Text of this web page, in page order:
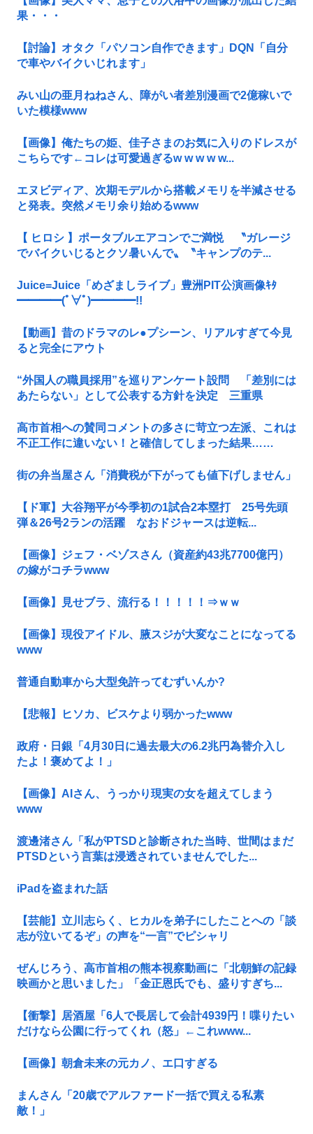
果・・・
【討論】オタク「パソコン自作できます」DQN「自分
で車やバイクいじれます」
みい山の亜月ねねさん、障がい者差別漫画で2億稼いで
いた模様www
【画像】俺たちの姫、佳子さまのお気に入りのドレスが
こちらです←コレは可愛過ぎるw w w w w...
エヌビディア、次期モデルから搭載メモリを半減させる
と発表。突然メモリ余り始めるwww
【 ヒロシ 】ポータブルエアコンでご満悦 〝ガレージ
でバイクいじるとクソ暑いんで〟〝キャンプのテ...
Juice=Juice「めざましライブ」豊洲PIT公演画像ｷﾀ
━━━━(ﾟ∀ﾟ)━━━━!!
【動画】昔のドラマのレ●プシーン、リアルすぎて今見
ると完全にアウト
“外国人の職員採用”を巡りアンケート設問 「差別には
あたらない」として公表する方針を決定 三重県
高市首相への賛同コメントの多さに苛立つ左派、これは
不正工作に違いない！と確信してしまった結果……
街の弁当屋さん「消費税が下がっても値下げしません」
【ド軍】大谷翔平が今季初の1試合2本塁打 25号先頭
弾＆26号2ランの活躍 なおドジャースは逆転...
【画像】ジェフ・ベゾスさん（資産約43兆7700億円）
の嫁がコチラwww
【画像】見せブラ、流行る！！！！！⇒ｗｗ
【画像】現役アイドル、腋スジが大変なことになってる
www
普通自動車から大型免許ってむずいんか?
【悲報】ヒソカ、ビスケより弱かったwww
政府・日銀「4月30日に過去最大の6.2兆円為替介入し
たよ！褒めてよ！」
【画像】AIさん、うっかり現実の女を超えてしまう
www
渡邊渚さん「私がPTSDと診断された当時、世間はまだ
PTSDという言葉は浸透されていませんでした...
iPadを盗まれた話
【芸能】立川志らく、ヒカルを弟子にしたことへの「談
志が泣いてるぞ」の声を“一言”でピシャリ
ぜんじろう、高市首相の熊本視察動画に「北朝鮮の記録
映画かと思いました」「金正恩氏でも、盛りすぎち...
【衝撃】居酒屋「6人で長居して会計4939円！喋りたい
だけなら公園に行ってくれ（怒」←これwww...
【画像】朝倉未来の元カノ、エ口すぎる
まんさん「20歳でアルファード一括で買える私素
敵！」